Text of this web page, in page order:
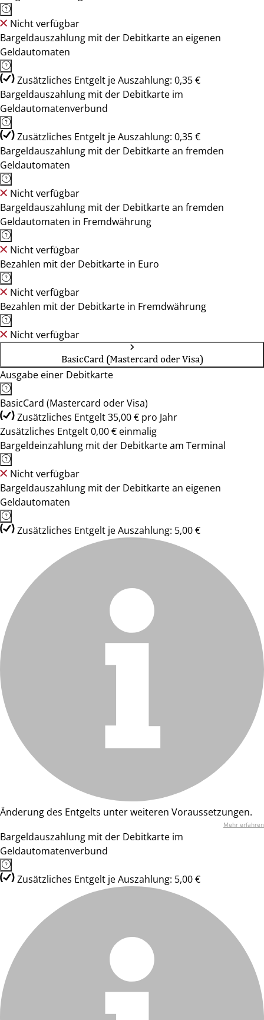
Nicht verfügbar
Bargeldauszahlung mit der Debitkarte an eigenen
Geldautomaten
Zusätzliches Entgelt je Auszahlung: 0,35 €
Bargeldauszahlung mit der Debitkarte im
Geldautomatenverbund
Zusätzliches Entgelt je Auszahlung: 0,35 €
Bargeldauszahlung mit der Debitkarte an fremden
Geldautomaten
Nicht verfügbar
Bargeldauszahlung mit der Debitkarte an fremden
Geldautomaten in Fremdwährung
Nicht verfügbar
Bezahlen mit der Debitkarte in Euro
Nicht verfügbar
Bezahlen mit der Debitkarte in Fremdwährung
Nicht verfügbar
BasicCard (Mastercard oder Visa)
Ausgabe einer Debitkarte
BasicCard (Mastercard oder Visa)
Zusätzliches Entgelt 35,00 € pro Jahr
Zusätzliches Entgelt 0,00 € einmalig
Bargeldeinzahlung mit der Debitkarte am Terminal
Nicht verfügbar
Bargeldauszahlung mit der Debitkarte an eigenen
Geldautomaten
Zusätzliches Entgelt je Auszahlung: 5,00 €
Änderung des Entgelts unter weiteren Voraussetzungen.
Mehr erfahren
Bargeldauszahlung mit der Debitkarte im
Geldautomatenverbund
Zusätzliches Entgelt je Auszahlung: 5,00 €